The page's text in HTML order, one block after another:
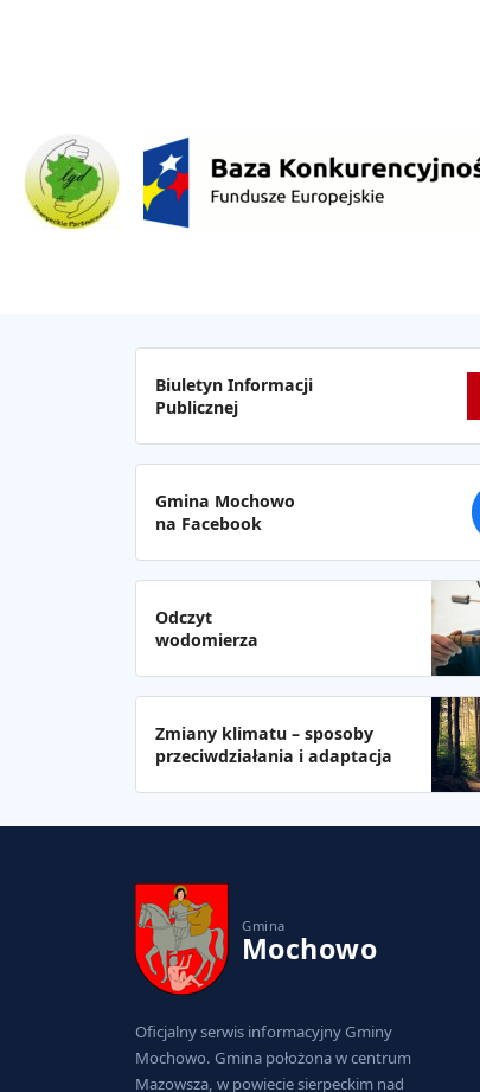
Biuletyn Informacji
Publicznej
Gmina Mochowo
na Facebook
Odczyt
wodomierza
Zmiany klimatu – sposoby
przeciwdziałania i adaptacja
Gmina
Mochowo
Oficjalny serwis informacyjny Gminy
Mochowo. Gmina położona w centrum
Mazowsza, w powiecie sierpeckim nad